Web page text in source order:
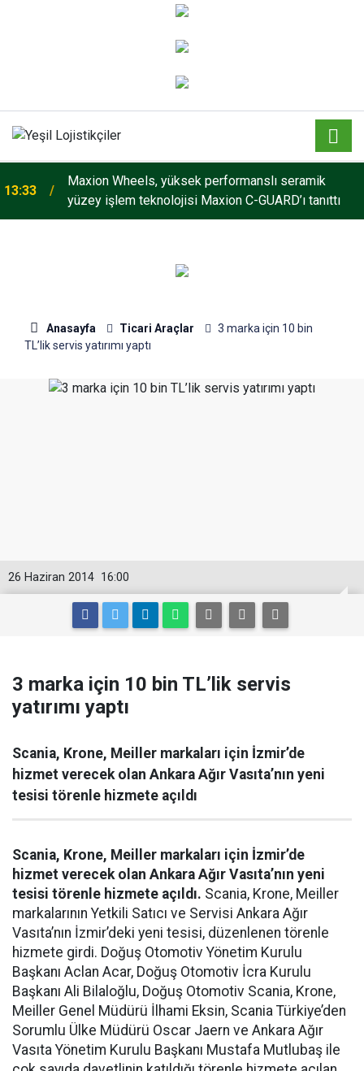
13:33
Maxion Wheels, yüksek performanslı seramik
yüzey işlem teknolojisi Maxion C-GUARD’ı tanıttı
Anasayfa Ticari Araçlar
3 marka için 10 bin
TL’lik servis yatırımı yaptı
16:00
26 Haziran 2014
3 marka için 10 bin TL’lik servis
yatırımı yaptı
Scania, Krone, Meiller markaları için İzmir’de
hizmet verecek olan Ankara Ağır Vasıta’nın yeni
tesisi törenle hizmete açıldı
Scania, Krone, Meiller markaları için İzmir’de
hizmet verecek olan Ankara Ağır Vasıta’nın yeni
tesisi törenle hizmete açıldı. Scania, Krone, Meiller
markalarının Yetkili Satıcı ve Servisi Ankara Ağır
Vasıta’nın İzmir’deki yeni tesisi, düzenlenen törenle
hizmete girdi. Doğuş Otomotiv Yönetim Kurulu
Başkanı Aclan Acar, Doğuş Otomotiv İcra Kurulu
Başkanı Ali Bilaloğlu, Doğuş Otomotiv Scania, Krone,
Meiller Genel Müdürü İlhami Eksin, Scania Türkiye’den
Sorumlu Ülke Müdürü Oscar Jaern ve Ankara Ağır
Vasıta Yönetim Kurulu Başkanı Mustafa Mutlubaş ile